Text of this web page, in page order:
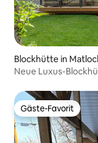
Blockhütte in
Neue Luxus-
Gäste-Favorit
Gäste-Favorit